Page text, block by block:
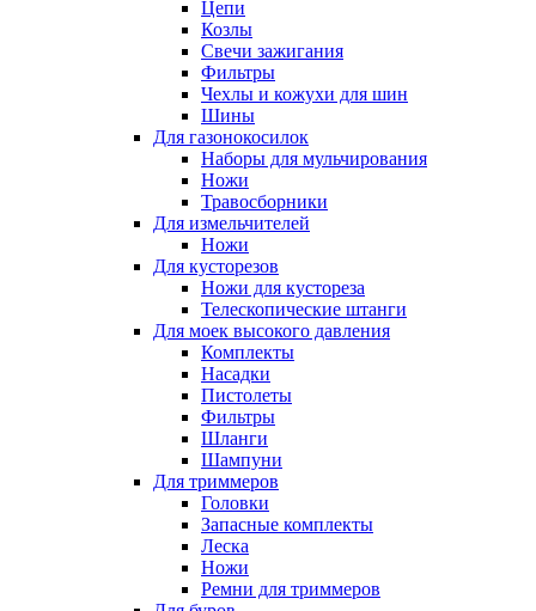
Цепи
Козлы
Свечи зажигания
Фильтры
Чехлы и кожухи для шин
Шины
Для газонокосилок
Наборы для мульчирования
Ножи
Травосборники
Для измельчителей
Ножи
Для кусторезов
Ножи для кустореза
Телескопические штанги
Для моек высокого давления
Комплекты
Насадки
Пистолеты
Фильтры
Шланги
Шампуни
Для триммеров
Головки
Запасные комплекты
Леска
Ножи
Ремни для триммеров